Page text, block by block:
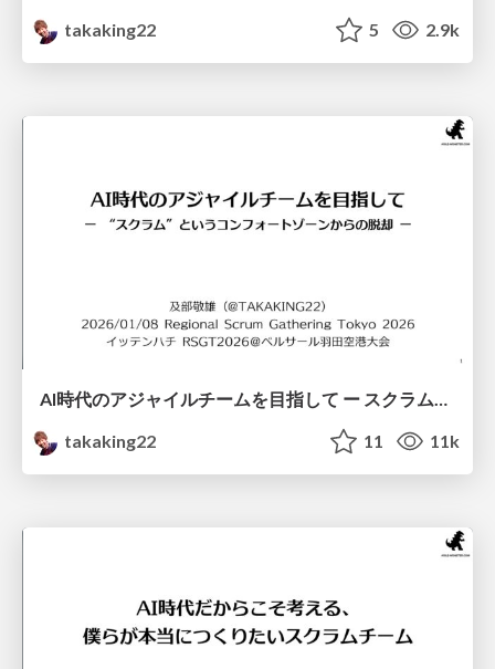
takaking22
5 2.9k
AI時代のアジャイルチームを目指して ー スクラムというコンフォートゾーンからの脱却 ー / Toward Agile Teams in the Age of AI
takaking22
11 11k